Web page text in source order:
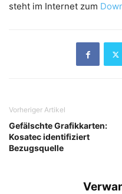
steht im Internet zum
Vorheriger Artikel
Gefälschte Grafikkarten:
Kosatec identifiziert
Bezugsquelle